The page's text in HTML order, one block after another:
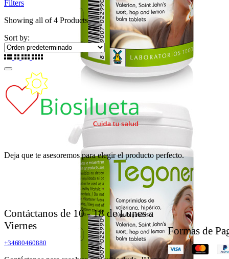
Filters
Showing all of 4 Products
Sort by:
Deja que te asesoremos para elegir el producto perfecto.
Contáctanos de 10 - 18 de Lunes a
Viernes
+34680460880
Formas de